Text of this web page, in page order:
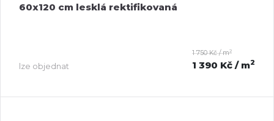
60x120 cm lesklá rektifikovaná
lze objednat
1 750 Kč / m2
1 390 Kč / m2